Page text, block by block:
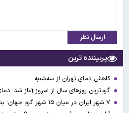
ارسال نظر
پربیننده ترین
کاهش دمای تهران از سه‌شنبه
گرم‌ترین روزهای سال از امروز آغاز شد؛ دمای